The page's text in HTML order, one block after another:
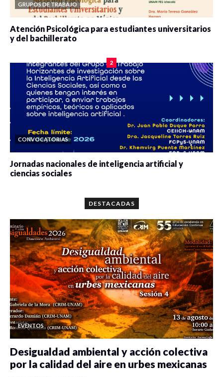
GRUPOS DE TRABAJO
Atención Psicológica para estudiantes universitarios
y del bachillerato
2
CONVOCATORIAS
Jornadas nacionales de inteligencia artificial y
ciencias sociales
DESTACADAS
EVENTOS
Desigualdad ambiental y acción colectiva
por la calidad del aire en urbes mexicanas